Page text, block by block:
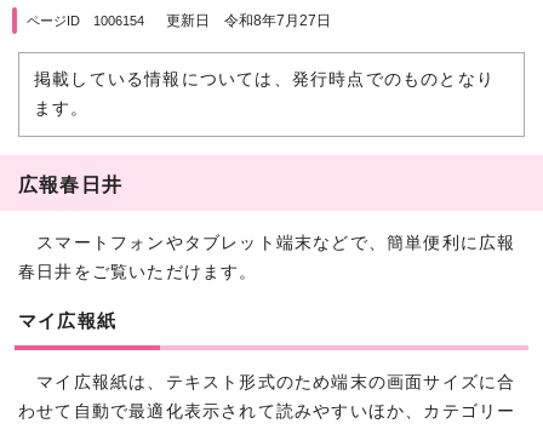
ページID 1006154 更新日 令和8年7月27日
掲載している情報については、発行時点でのものとなり
ます。
広報春日井
スマートフォンやタブレット端末などで、簡単便利に広報
春日井をご覧いただけます。
マイ広報紙
マイ広報紙は、テキスト形式のため端末の画面サイズに合
わせて自動で最適化表示されて読みやすいほか、カテゴリー